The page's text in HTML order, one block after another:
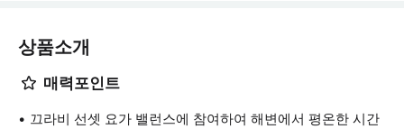
상품소개
매력포인트
끄라비 선셋 요가 밸런스에 참여하여 해변에서 평온한 시간